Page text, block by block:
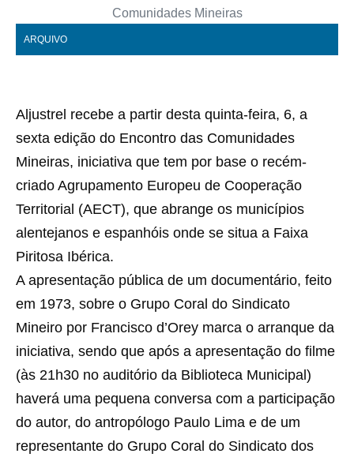
ARQUIVO
Aljustrel recebe a partir desta quinta-feira, 6, a
sexta edição do Encontro das Comunidades
Mineiras, iniciativa que tem por base o recém-
criado Agrupamento Europeu de Cooperação
Territorial (AECT), que abrange os municípios
alentejanos e espanhóis onde se situa a Faixa
Piritosa Ibérica.
A apresentação pública de um documentário, feito
em 1973, sobre o Grupo Coral do Sindicato
Mineiro por Francisco d’Orey marca o arranque da
iniciativa, sendo que após a apresentação do filme
(às 21h30 no auditório da Biblioteca Municipal)
haverá uma pequena conversa com a participação
do autor, do antropólogo Paulo Lima e de um
representante do Grupo Coral do Sindicato dos